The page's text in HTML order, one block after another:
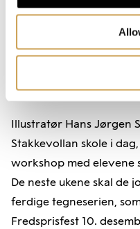
Hans Jørgen Sandnes med
Stilles ut på Nobels
Illustratør Hans Jørgen
Stakkevollan skole i
workshop med elevene
De neste ukene skal de
ferdige tegneserien,
Fredsprisfest 10.